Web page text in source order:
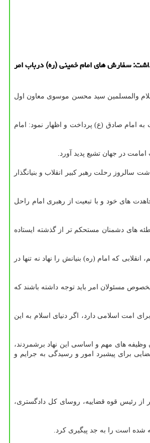
عمومی دیوان عالی کشور با گرامیداشت سالروز ارتحال امام خمینی (ره) و قیام خونین ۱۵ خردادماه اظهار داشت: سفارش های امام خمینی (ره) درباب امر
والمسلمین سید محسن موسوی معاون اول
امام صادق (ع) پرداخت و اظهار نمود: امام
در جهان تشیع پدید آورد.
رحلت رهبر کبیر انقلاب و بنیانگذار
ماه سال ۱۳۴۲ عرضه داد و اذعان کرد: گرامی می داریم یاد و خاطره شهدای قیام خونین ۱۵ خرداد را که با مجاهدت های خود و با تبعیت از رهبری امام راحل
های دشمنان مستحکم تر از گذشته ایستاده
که امام (ره) بنیانش را نهاد نه تنها در
مسئولان امر باید توجه داشته باشند که
امت اسلامی دارد، اگر دنیای اسلام به این
وظیفه های مهم و اساسی این نهاد برشمردند،
برای پیشبرد امور و رسیدگی به جرایم و
رئیس قوه قضاییه، روسای کل دادگستری،
شده است را به جد پیگیری کرد.